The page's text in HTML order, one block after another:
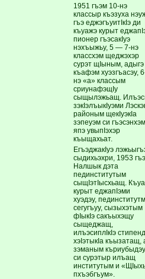
1951 гъэм 10-нэ
классыр къэзуха
гъэ еджэгъуитIкIэ ди
къуажэ курыт
пионер гъэсакIуэ
нэхъыжьу, 5 — 7-нэ
классхэм щеджэхэр
сурэт щIыным, адыгэ
къафэм хуэзгъасэу,
нэ «а» классым
сриунафэщIу
сыщылэжьащ.
зэкIэлъыкIуэми
районым щекIуэкIа
зэпеуэм си
япэ увыпIэхэр
къыщахьат.
ЕгъэджакIуэ
сыдихьэхри, 1953
Налшык дэта
пединститутым
сыщIэтIысхьащ.
курыт еджапIэми
хуэдэу,
сегугъуу, сызыхэтым
фIыкIэ сакъыхэщу
сыщеджащ,
илъэсиплIкIэ
хэIэтыкIа къызатащ,
зэманым
си сурэтыр илъащ
институтым и
пхъэбгъум».